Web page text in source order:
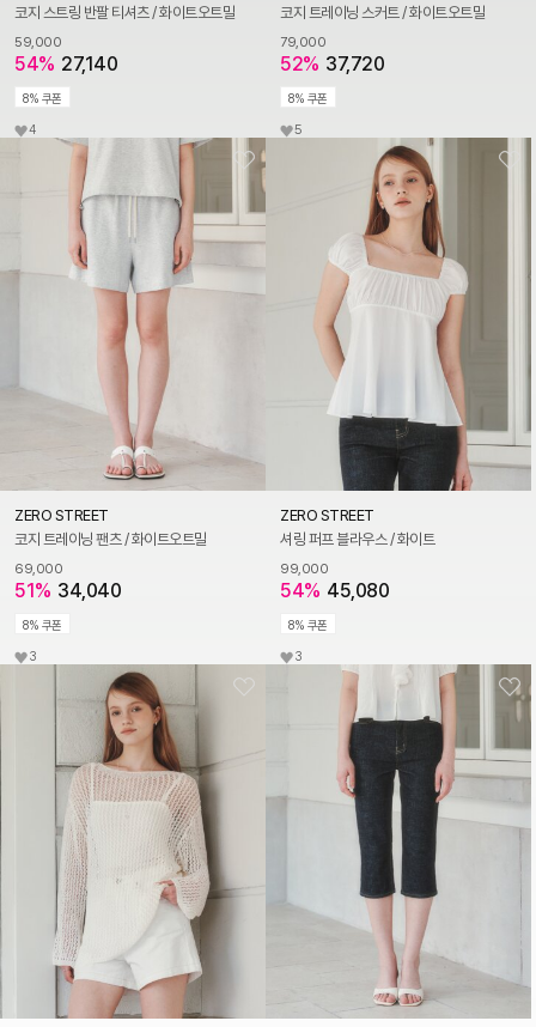
코지 스트링 반팔 티셔츠 / 화이트오트밀
59,000
54% 27,140
8% 쿠폰
4
코지 트레이닝 스커트 / 화이트오트밀
79,000
52% 37,720
8% 쿠폰
5
ZERO STREET
코지 트레이닝 팬츠 / 화이트오트밀
69,000
51% 34,040
8% 쿠폰
3
ZERO STREET
셔링 퍼프 블라우스 / 화이트
99,000
54% 45,080
8% 쿠폰
3